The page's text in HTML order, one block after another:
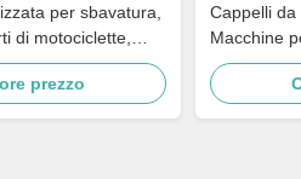
per sbavatura,
di motociclette,
maniglie per
prezzo
Cappelli
Macchine
armadi di
lucidatura